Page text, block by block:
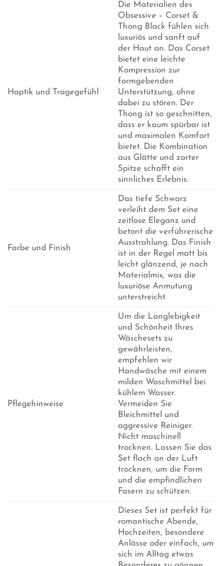
Haptik und Tragegefühl
Die Materialien des
Obsessive – Corset &
Thong Black fühlen sich
luxuriös und sanft auf
der Haut an. Das Corset
bietet eine leichte
Kompression zur
formgebenden
Unterstützung, ohne
dabei zu stören. Der
Thong ist so geschnitten,
dass er kaum spürbar ist
und maximalen Komfort
bietet. Die Kombination
aus Glätte und zarter
Spitze schafft ein
sinnliches Erlebnis.
Farbe und Finish
Das tiefe Schwarz
verleiht dem Set eine
zeitlose Eleganz und
betont die verführerische
Ausstrahlung. Das Finish
ist in der Regel matt bis
leicht glänzend, je nach
Materialmix, was die
luxuriöse Anmutung
unterstreicht.
Pflegehinweise
Um die Langlebigkeit
und Schönheit Ihres
Wäschesets zu
gewährleisten,
empfehlen wir
Handwäsche mit einem
milden Waschmittel bei
kühlem Wasser.
Vermeiden Sie
Bleichmittel und
aggressive Reiniger.
Nicht maschinell
trocknen. Lassen Sie das
Set flach an der Luft
trocknen, um die Form
und die empfindlichen
Fasern zu schützen.
Dieses Set ist perfekt für
romantische Abende,
Hochzeiten, besondere
Anlässe oder einfach, um
sich im Alltag etwas